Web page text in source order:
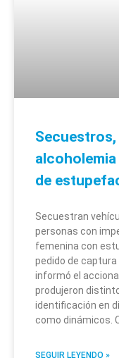
de
Secuestran
personas con
femenina con
pedido de captura
informó el
produjeron
identificación en
como dinámicos.
SEGUIR LEYENDO »